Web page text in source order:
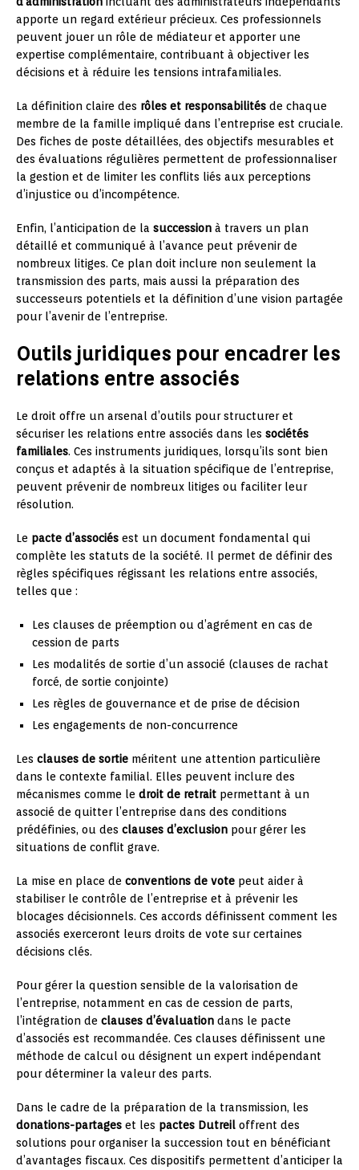
apporte un regard extérieur précieux. Ces professionnels
peuvent jouer un rôle de médiateur et apporter une
expertise complémentaire, contribuant à objectiver les
décisions et à réduire les tensions intrafamiliales.
La définition claire des rôles et responsabilités de chaque
membre de la famille impliqué dans l’entreprise est cruciale.
Des fiches de poste détaillées, des objectifs mesurables et
des évaluations régulières permettent de professionnaliser
la gestion et de limiter les conflits liés aux perceptions
d’injustice ou d’incompétence.
Enfin, l’anticipation de la succession à travers un plan
détaillé et communiqué à l’avance peut prévenir de
nombreux litiges. Ce plan doit inclure non seulement la
transmission des parts, mais aussi la préparation des
successeurs potentiels et la définition d’une vision partagée
pour l’avenir de l’entreprise.
Outils juridiques pour encadrer les
relations entre associés
Le droit offre un arsenal d’outils pour structurer et
sécuriser les relations entre associés dans les sociétés
familiales. Ces instruments juridiques, lorsqu’ils sont bien
conçus et adaptés à la situation spécifique de l’entreprise,
peuvent prévenir de nombreux litiges ou faciliter leur
résolution.
Le pacte d’associés est un document fondamental qui
complète les statuts de la société. Il permet de définir des
règles spécifiques régissant les relations entre associés,
telles que :
Les clauses de préemption ou d’agrément en cas de
cession de parts
Les modalités de sortie d’un associé (clauses de rachat
forcé, de sortie conjointe)
Les règles de gouvernance et de prise de décision
Les engagements de non-concurrence
Les clauses de sortie méritent une attention particulière
dans le contexte familial. Elles peuvent inclure des
mécanismes comme le droit de retrait permettant à un
associé de quitter l’entreprise dans des conditions
prédéfinies, ou des clauses d’exclusion pour gérer les
situations de conflit grave.
La mise en place de conventions de vote peut aider à
stabiliser le contrôle de l’entreprise et à prévenir les
blocages décisionnels. Ces accords définissent comment les
associés exerceront leurs droits de vote sur certaines
décisions clés.
Pour gérer la question sensible de la valorisation de
l’entreprise, notamment en cas de cession de parts,
l’intégration de clauses d’évaluation dans le pacte
d’associés est recommandée. Ces clauses définissent une
méthode de calcul ou désignent un expert indépendant
pour déterminer la valeur des parts.
Dans le cadre de la préparation de la transmission, les
donations-partages et les pactes Dutreil offrent des
solutions pour organiser la succession tout en bénéficiant
d’avantages fiscaux. Ces dispositifs permettent d’anticiper la